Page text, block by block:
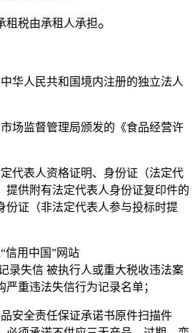
租税由承租 人承担。
华人民共和国境内注册的独立法人
场监督管理局颁发的《食品经营许
代表人资格证明、身份证（法定代
提供附有法定代表人身份证复印件的
份证（非法定代表人参与投标时提
“信用中国”网站
录失信 被执行人或重大税收违法案
严重违法失信行为记录名单；
安全责任保证承诺书原件扫描件